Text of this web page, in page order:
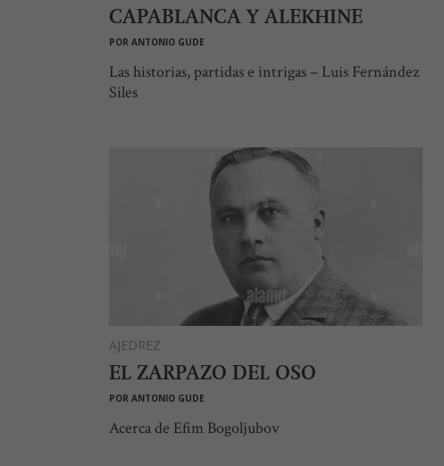
CAPABLANCA Y ALEKHINE
POR ANTONIO GUDE
Las historias, partidas e intrigas – Luis Fernández
Siles
AJEDREZ
EL ZARPAZO DEL OSO
POR ANTONIO GUDE
Acerca de Efim Bogoljubov